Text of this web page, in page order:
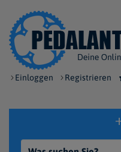
Einloggen Registrieren